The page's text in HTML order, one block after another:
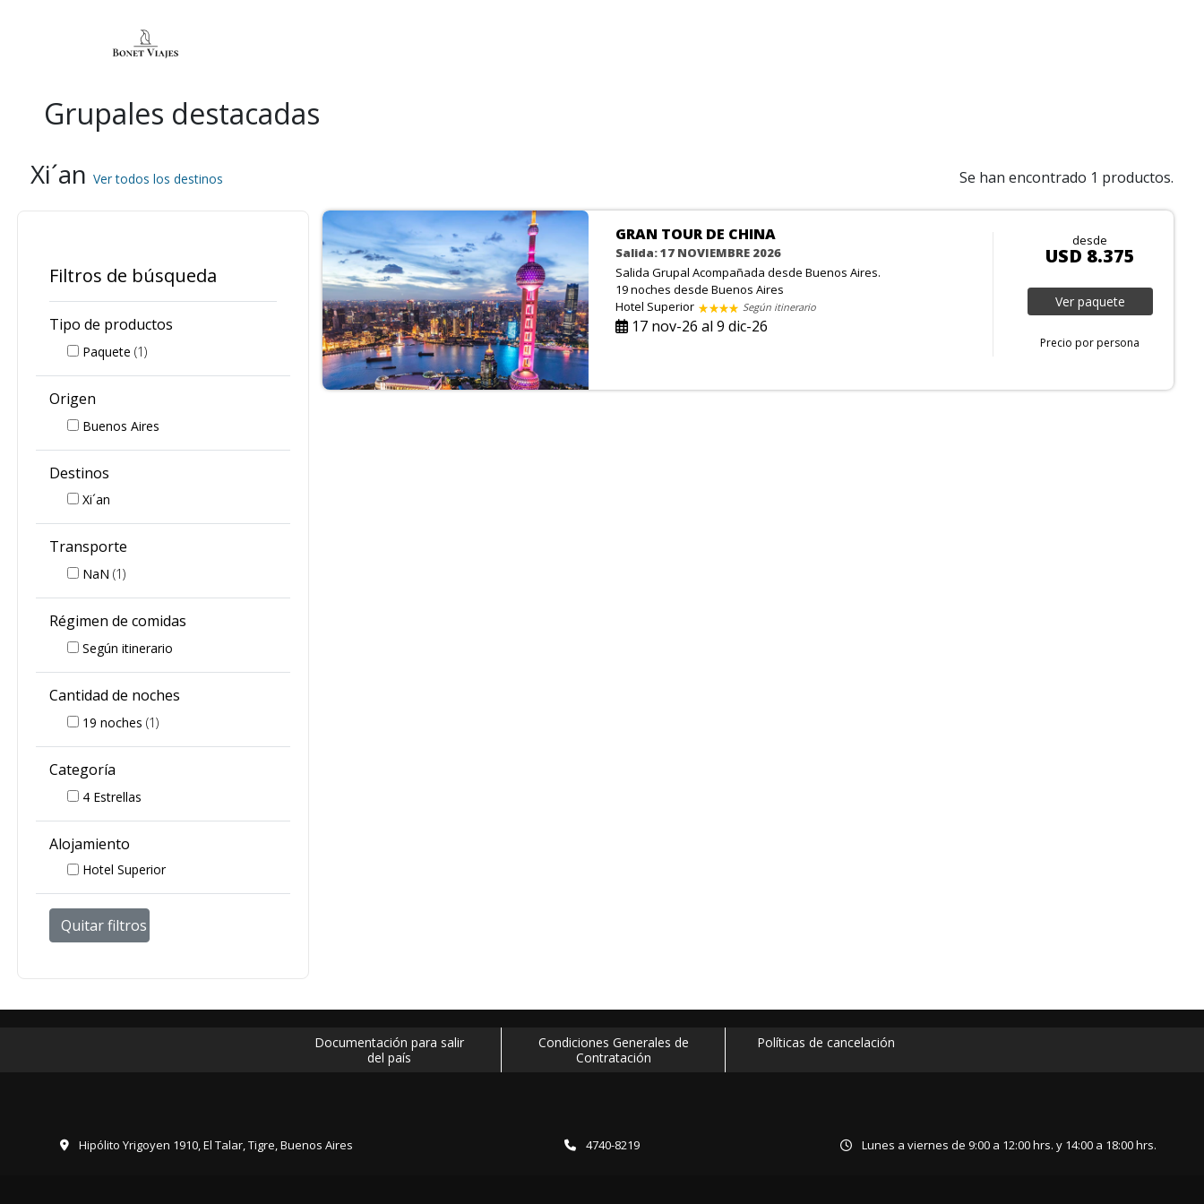
Grupales destacadas
Xi´an Ver todos los destinos Se han encontrado 1 productos.
Filtros de búsqueda
Tipo de productos
Paquete(1)
Origen
Buenos Aires
Destinos
Xi´an
Transporte
NaN(1)
Régimen de comidas
Según itinerario
Cantidad de noches
19noches (1)
Categoría
4 Estrellas
Alojamiento
Hotel Superior
Quitar filtros
GRAN TOUR DE CHINA
Salida: 17 NOVIEMBRE 2026
Salida Grupal Acompañada desde Buenos Aires.
19 noches desde Buenos Aires
Hotel Superior
Según itinerario
17 nov-26 al 9 dic-26
desde
USD 8.375
Ver paquete
Precio por persona
Documentación para salir
del país
Condiciones Generales de
Contratación
Políticas de cancelación
Hipólito Yrigoyen 1910, El Talar, Tigre, Buenos Aires 4740-8219 Lunes a viernes de 9:00 a 12:00 hrs. y 14:00 a 18:00 hrs.